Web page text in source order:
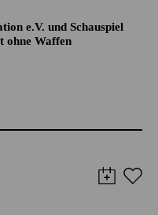
e.V. und Schauspiel
ohne Waffen